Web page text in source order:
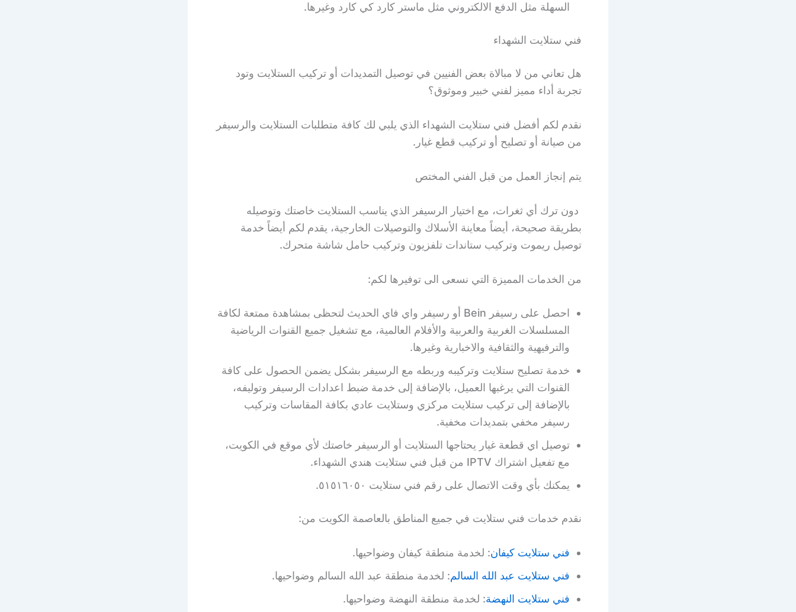
السهلة مثل الدفع الالكتروني مثل ماستر كارد كي كارد وغيرها.
فني ستلايت الشهداء
هل تعاني من لا مبالاة بعض الفنيين في توصيل التمديدات أو تركيب الستلايت وتود
تجربة أداء مميز لفني خبير وموثوق؟
نقدم لكم أفضل فني ستلايت الشهداء الذي يلبي لك كافة متطلبات الستلايت والرسيفر
من صيانة أو تصليح أو تركيب قطع غيار.
يتم إنجاز العمل من قبل الفني المختص
دون ترك أي ثغرات، مع اختيار الرسيفر الذي يناسب الستلايت خاصتك وتوصيله
بطريقة صحيحة، أيضاً معاينة الأسلاك والتوصيلات الخارجية، يقدم لكم أيضاً خدمة
توصيل ريموت وتركيب ستاندات تلفزيون وتركيب حامل شاشة متحرك.
من الخدمات المميزة التي نسعى الى توفيرها لكم:
احصل على رسيفر Bein أو رسيفر واي فاي الحديث لتحظى بمشاهدة ممتعة لكافة
المسلسلات الغربية والعربية والأفلام العالمية، مع تشغيل جميع القنوات الرياضية
والترفيهية والثقافية والاخبارية وغيرها.
خدمة تصليح ستلايت وتركيبه وربطه مع الرسيفر بشكل يضمن الحصول على كافة
القنوات التي يرغبها العميل، بالإضافة إلى خدمة ضبط اعدادات الرسيفر وتوليفه،
بالإضافة إلى تركيب ستلايت مركزي وستلايت عادي بكافة المقاسات وتركيب
رسيفر مخفي بتمديدات مخفية.
توصيل اي قطعة غيار يحتاجها الستلايت أو الرسيفر خاصتك لأي موقع في الكويت،
مع تفعيل اشتراك IPTV من قبل فني ستلايت هندي الشهداء.
يمكنك بأي وقت الاتصال على رقم فني ستلايت ٥١٥١٦٠٥٠.
نقدم خدمات فني ستلايت في جميع المناطق بالعاصمة الكويت من:
فني ستلايت كيفان: لخدمة منطقة كيفان وضواحيها.
فني ستلايت عبد الله السالم: لخدمة منطقة عبد الله السالم وضواحيها.
فني ستلايت النهضة: لخدمة منطقة النهضة وضواحيها.